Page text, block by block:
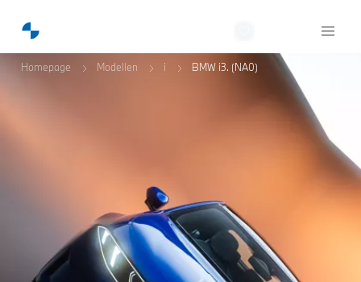
Homepage Modellen i BMW i3. (NA0)